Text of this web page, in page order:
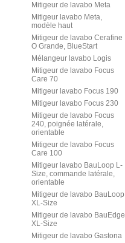
Mitigeur de lavabo Meta
Mitigeur lavabo Meta,
modèle haut
Mitigeur de lavabo Cerafine
O Grande, BlueStart
Mélangeur lavabo Logis
Mitigeur de lavabo Focus
Care 70
Mitigeur lavabo Focus 190
Mitigeur lavabo Focus 230
Mitigeur de lavabo Focus
240, poignée latérale,
orientable
Mitigeur de lavabo Focus
Care 100
Mitigeur lavabo BauLoop L-
Size, commande latérale,
orientable
Mitigeur de lavabo BauLoop
XL-Size
Mitigeur de lavabo BauEdge
XL-Size
Mitigeur de lavabo Gastona